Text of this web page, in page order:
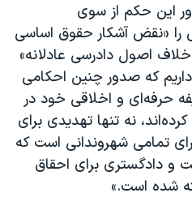
ایران
صلح
«سی‌پک»
این حکم از سوی
را «نقض آشکار حقوق اساسی
اصول دادرسی عادلانه»
که صدور چنین احکامی
حرفه‌ای و اخلاقی خود در
نه تنها تهدیدی برای
تمامی شهروندانی است که
و دادگستری برای احقاق
شده است.»